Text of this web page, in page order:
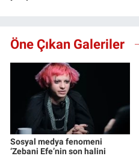
Öne Çıkan Galeriler
Sosyal medya fenomeni
‘Zebani Efe’nin son halini